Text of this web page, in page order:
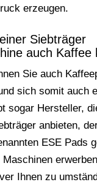
erzeugen.
Siebträger
auch Kaffee
Sie auch
sich somit auch
sogar Hersteller,
anbieten,
ESE Pads
Maschinen
Ihnen zu